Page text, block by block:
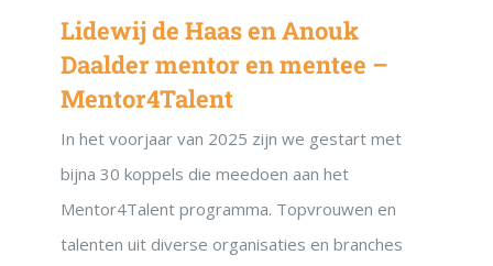
Lidewij de Haas en Anouk
Daalder mentor en mentee –
Mentor4Talent
In het voorjaar van 2025 zijn we gestart met
bijna 30 koppels die meedoen aan het
Mentor4Talent programma. Topvrouwen en
talenten uit diverse organisaties en branches